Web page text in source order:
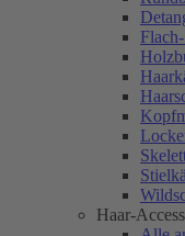
Haar-